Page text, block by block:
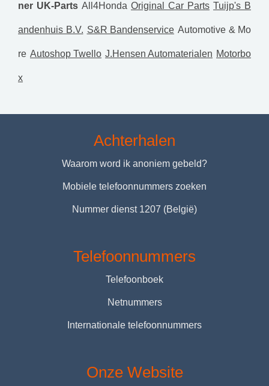
ner UK-Parts All4Honda Original Car Parts Tuijp's B
andenhuis B.V. S&R Bandenservice Automotive & Mo
re Autoshop Twello J.Hensen Automaterialen Motorbo
x
Achterhalen
Waarom word ik anoniem gebeld?
Mobiele telefoonnummers zoeken
Nummer dienst 1207 (België)
Telefoonnummers
Telefoonboek
Netnummers
Internationale telefoonnummers
Onze Website